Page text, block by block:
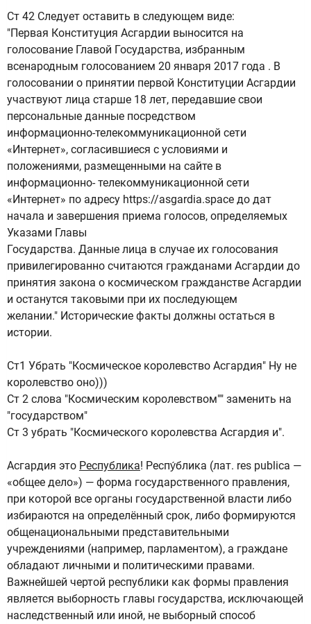
Ст 42 Следует оставить в следующем виде:
"Первая Конституция Асгардии выносится на
голосование Главой Государства, избранным
всенародным голосованием 20 января 2017 года . В
голосовании о принятии первой Конституции Асгардии
участвуют лица старше 18 лет, передавшие свои
персональные данные посредством
информационно-телекоммуникационной сети
«Интернет», согласившиеся с условиями и
положениями, размещенными на сайте в
информационно- телекоммуникационной сети
«Интернет» по адресу https://asgardia.space до дат
начала и завершения приема голосов, определяемых
Указами Главы
Государства. Данные лица в случае их голосования
привилегированно считаются гражданами Асгардии до
принятия закона о космическом гражданстве Асгардии
и останутся таковыми при их последующем
желании." Исторические факты должны остаться в
истории.
Ст1 Убрать "Космическое королевство Асгардия" Ну не
королевство оно)))
Ст 2 слова "Космическим королевством"" заменить на
"государством"
Ст 3 убрать "Космического королевства Асгардия и".
Асгардия это Республика! Респу́блика (лат. res publica —
«общее дело») — форма государственного правления,
при которой все органы государственной власти либо
избираются на определённый срок, либо формируются
общенациональными представительными
учреждениями (например, парламентом), а граждане
обладают личными и политическими правами.
Важнейшей чертой республики как формы правления
является выборность главы государства, исключающей
наследственный или иной, не выборный способ